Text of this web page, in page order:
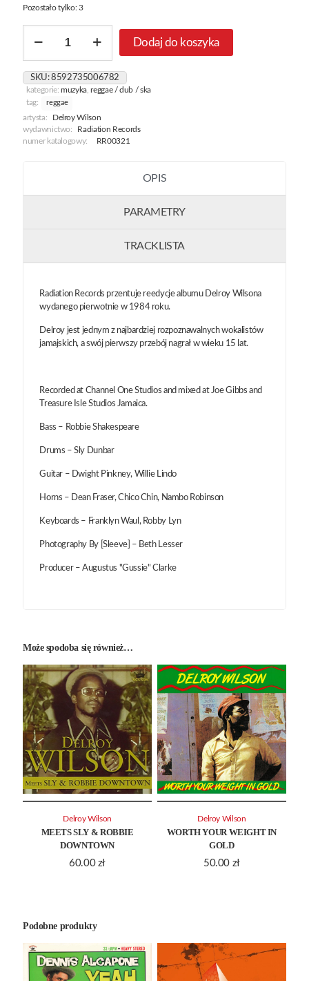
Pozostało tylko: 3
Worth
Weight
In
Dodaj do koszyka
SKU:8592735006782
kategorie:muzyka ,reggae / dub / ska
tag:
reggae
artysta:
Delroy Wilson
wydawnictwo:
Radiation Records
numer katalogowy:
RR00321
OPIS
PARAMETRY
TRACKLISTA
Radiation Records przentuje reedycje albumu Delroy Wilsona
wydanego pierwotnie w 1984 roku.
Delroy jest jednym z najbardziej rozpoznawalnych wokalistów
jamajskich, a swój pierwszy przebój nagrał w wieku 15 lat.
Recorded at Channel One Studios and mixed at Joe Gibbs and
Treasure Isle Studios Jamaica.
Bass – Robbie Shakespeare
Drums – Sly Dunbar
Guitar – Dwight Pinkney, Willie Lindo
Horns – Dean Fraser, Chico Chin, Nambo Robinson
Keyboards – Franklyn Waul, Robby Lyn
Photography By [Sleeve] – Beth Lesser
Producer – Augustus "Gussie" Clarke
Może spodoba się również…
MEETS SLY & ROBBIE
DOWNTOWN
60.00 zł
Delroy Wilson
WORTH YOUR WEIGHT IN
GOLD
50.00 zł
Delroy Wilson
Podobne produkty